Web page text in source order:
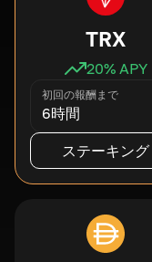
TRX
20% APY
初回の報酬まで
6時間
ステーキング